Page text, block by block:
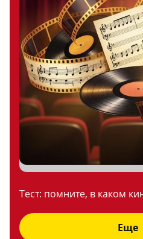
Тест: помните, в каком
Еще